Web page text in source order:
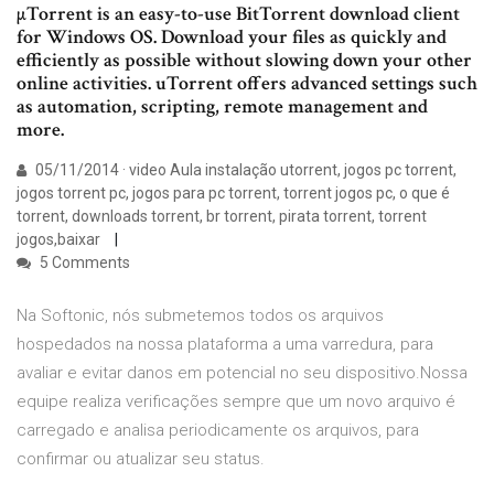
µTorrent is an easy-to-use BitTorrent download client
for Windows OS. Download your files as quickly and
efficiently as possible without slowing down your other
online activities. uTorrent offers advanced settings such
as automation, scripting, remote management and
more.
05/11/2014 · video Aula instalação utorrent, jogos pc torrent,
jogos torrent pc, jogos para pc torrent, torrent jogos pc, o que é
torrent, downloads torrent, br torrent, pirata torrent, torrent
jogos,baixar
5 Comments
Na Softonic, nós submetemos todos os arquivos
hospedados na nossa plataforma a uma varredura, para
avaliar e evitar danos em potencial no seu dispositivo.Nossa
equipe realiza verificações sempre que um novo arquivo é
carregado e analisa periodicamente os arquivos, para
confirmar ou atualizar seu status.